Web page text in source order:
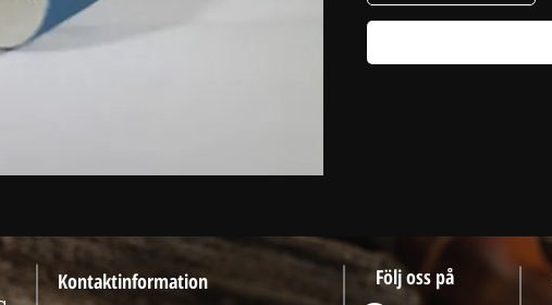
Kontaktinformation Följ oss på